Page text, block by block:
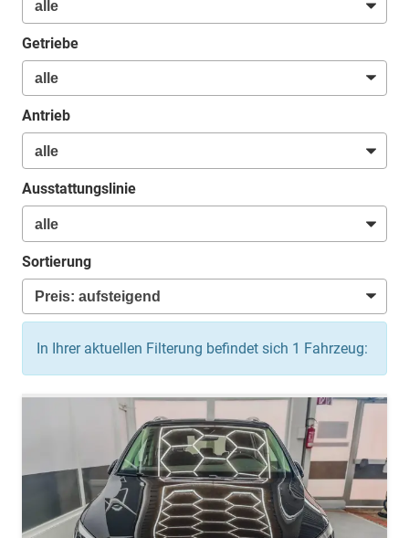
Getriebe
Antrieb
Ausstattungslinie
Sortierung
In Ihrer aktuellen Filterung befindet sich 1 Fahrzeug: